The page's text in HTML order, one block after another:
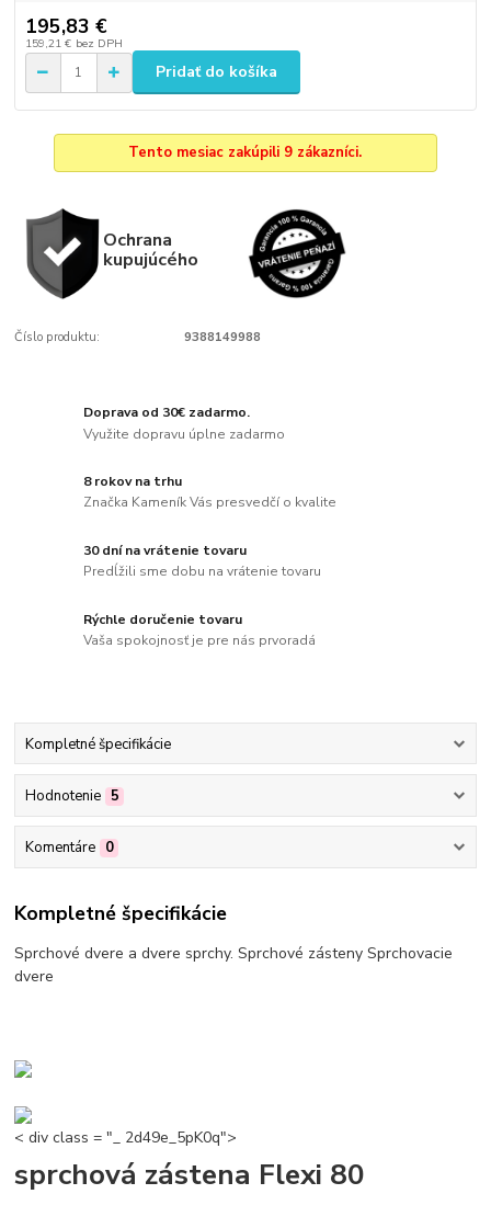
195,83 €
159,21 € bez DPH
Pridať do košíka
Tento mesiac zakúpili 9 zákazníci.
Ochrana
kupujúcého
Číslo produktu: 9388149988
Doprava od 30€ zadarmo.
Využite dopravu úplne zadarmo
8 rokov na trhu
Značka Kameník Vás presvedčí o kvalite
30 dní na vrátenie tovaru
Predĺžili sme dobu na vrátenie tovaru
Rýchle doručenie tovaru
Vaša spokojnosť je pre nás prvoradá
Kompletné špecifikácie
Hodnotenie 5
Komentáre 0
Kompletné špecifikácie
Sprchové dvere a dvere sprchy. Sprchové zásteny Sprchovacie
dvere
< div class = "_ 2d49e_5pK0q">
sprchová zástena Flexi 80